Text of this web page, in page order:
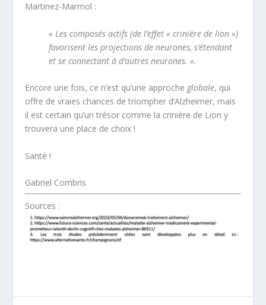
Martinez-Marmol :
« Les composés actifs (de l’effet « crinière de lion »)
favorisent les projections de neurones, s’étendant
et se connectant à d’autres neurones. ».
Encore une fois, ce n’est qu’une approche globale, qui
offre de vraies chances de triompher d’Alzheimer, mais
il est certain qu’un trésor comme la crinière de Lion y
trouvera une place de choix !
Santé !
Gabriel Combris
Sources :